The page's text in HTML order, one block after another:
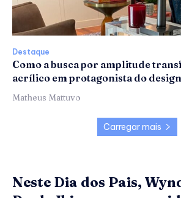
Destaque
Como a busca por amplitude
acrílico em protagonista do
Matheus Mattuvo
Carregar mais
Neste Dia dos Pais,